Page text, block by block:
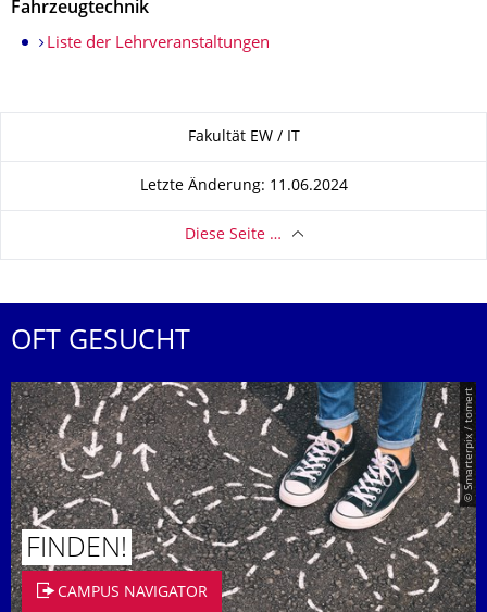
Fahrzeugtechnik
Liste der Lehrveranstaltungen
Fakultät EW / IT
Letzte Änderung: 11.06.2024
Diese Seite …
OFT GESUCHT
© Smarterpix / tomert
FINDEN!
CAMPUS NAVIGATOR